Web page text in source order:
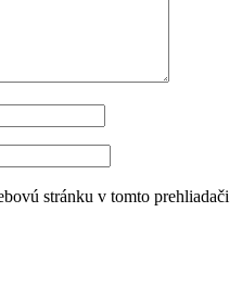
stránku v tomto prehliadači